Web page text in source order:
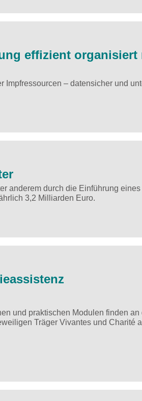
effizient organisiert
Impfressourcen – datensicher und
anderem durch die Einführung eines
3,2 Milliarden Euro.
und praktischen Modulen finden an
Träger Vivantes und Charité